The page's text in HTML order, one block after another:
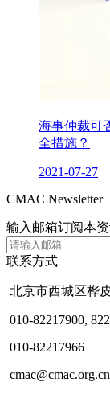
海事仲裁可
全措施？
2021-07-27
CMAC Newsletter
输入邮箱订阅本
联系方式
北京市西城区桦
010-82217900,
010-82217966
cmac@cmac.org.cn